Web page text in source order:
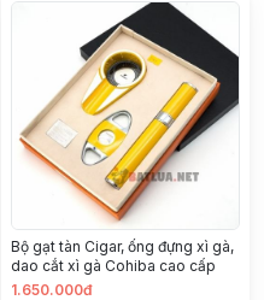
Bộ gạt tàn Cigar, ống đựng xì gà,
dao cắt xì gà Cohiba cao cấp
1.650.000đ